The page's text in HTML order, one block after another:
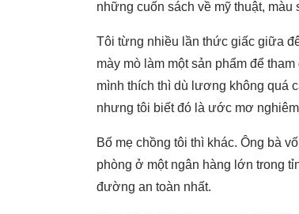
những cuốn sách về mỹ thuật, màu
Tôi từng nhiều lần thức giấc giữa
mày mò làm một sản phẩm để
mình thích thì dù lương không quá
nhưng tôi biết đó là ước mơ
Bố mẹ chồng tôi thì khác. Ông bà
phòng ở một ngân hàng lớn trong
đường an toàn nhất.